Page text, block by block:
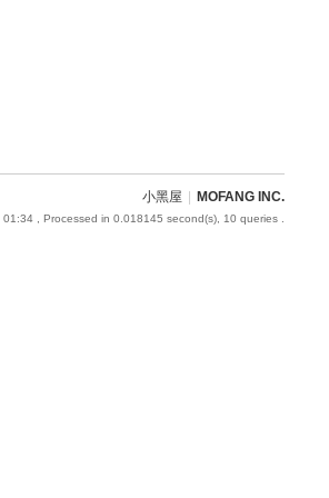
小黑屋 MOFANG INC.
01:34 , Processed in 0.018145 second(s), 10 queries .